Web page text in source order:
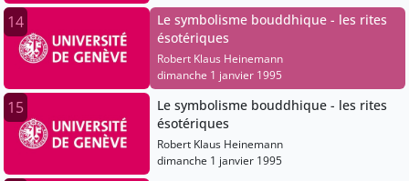
14
Le symbolisme bouddhique - les rites
ésotériques
Robert Klaus Heinemann
dimanche 1 janvier 1995
15
Le symbolisme bouddhique - les rites
ésotériques
Robert Klaus Heinemann
dimanche 1 janvier 1995